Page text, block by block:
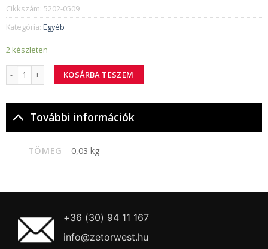
Cikkszám: 5202-0509
Kategória: Egyéb
2 készleten
5202-0509 külső szeleprugó mennyiség
KOSÁRBA TESZEM
További információk
TÖMEG 0,03 kg
+36 (30) 94 11 167
info@zetorwest.hu